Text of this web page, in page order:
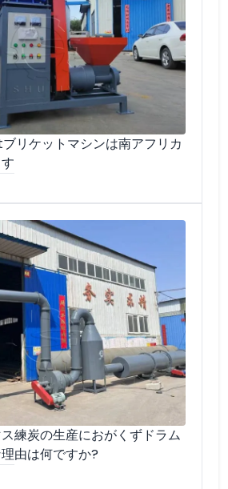
リケットマシンは南アフリカ
練炭の生産におがくずドラム
由は何ですか?